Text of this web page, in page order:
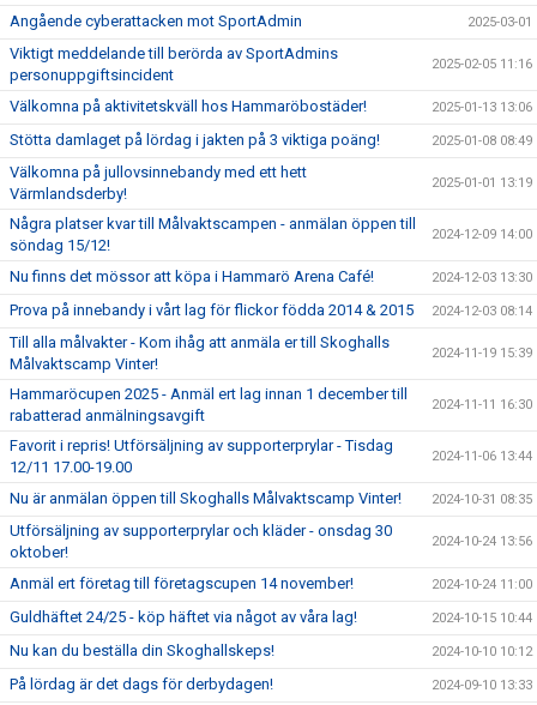
Angående cyberattacken mot SportAdmin 2025-03-01
Viktigt meddelande till berörda av SportAdmins
personuppgiftsincident
2025-02-05 11:16
Välkomna på aktivitetskväll hos Hammaröbostäder! 2025-01-13 13:06
Stötta damlaget på lördag i jakten på 3 viktiga poäng! 2025-01-08 08:49
Välkomna på jullovsinnebandy med ett hett
Värmlandsderby!
2025-01-01 13:19
Några platser kvar till Målvaktscampen - anmälan öppen till
söndag 15/12!
2024-12-09 14:00
Nu finns det mössor att köpa i Hammarö Arena Café! 2024-12-03 13:30
Prova på innebandy i vårt lag för flickor födda 2014 & 2015 2024-12-03 08:14
Till alla målvakter - Kom ihåg att anmäla er till Skoghalls
Målvaktscamp Vinter!
2024-11-19 15:39
Hammaröcupen 2025 - Anmäl ert lag innan 1 december till
rabatterad anmälningsavgift
2024-11-11 16:30
Favorit i repris! Utförsäljning av supporterprylar - Tisdag
12/11 17.00-19.00
2024-11-06 13:44
Nu är anmälan öppen till Skoghalls Målvaktscamp Vinter! 2024-10-31 08:35
Utförsäljning av supporterprylar och kläder - onsdag 30
oktober!
2024-10-24 13:56
Anmäl ert företag till företagscupen 14 november! 2024-10-24 11:00
Guldhäftet 24/25 - köp häftet via något av våra lag! 2024-10-15 10:44
Nu kan du beställa din Skoghallskeps! 2024-10-10 10:12
På lördag är det dags för derbydagen! 2024-09-10 13:33